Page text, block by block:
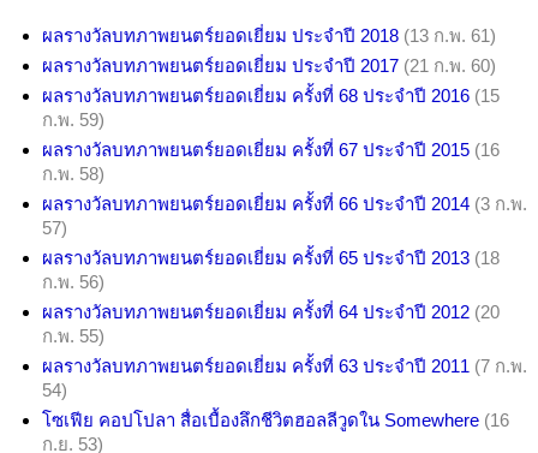
ผลรางวัลบทภาพยนตร์ยอดเยี่ยม ประจำปี 2018 (13 ก.พ. 61)
ผลรางวัลบทภาพยนตร์ยอดเยี่ยม ประจำปี 2017 (21 ก.พ. 60)
ผลรางวัลบทภาพยนตร์ยอดเยี่ยม ครั้งที่ 68 ประจำปี 2016 (15
ก.พ. 59)
ผลรางวัลบทภาพยนตร์ยอดเยี่ยม ครั้งที่ 67 ประจำปี 2015 (16
ก.พ. 58)
ผลรางวัลบทภาพยนตร์ยอดเยี่ยม ครั้งที่ 66 ประจำปี 2014 (3 ก.พ.
57)
ผลรางวัลบทภาพยนตร์ยอดเยี่ยม ครั้งที่ 65 ประจำปี 2013 (18
ก.พ. 56)
ผลรางวัลบทภาพยนตร์ยอดเยี่ยม ครั้งที่ 64 ประจำปี 2012 (20
ก.พ. 55)
ผลรางวัลบทภาพยนตร์ยอดเยี่ยม ครั้งที่ 63 ประจำปี 2011 (7 ก.พ.
54)
โซเฟีย คอปโปลา สื่อเบื้องลึกชีวิตฮอลลีวูดใน Somewhere (16
ก.ย. 53)